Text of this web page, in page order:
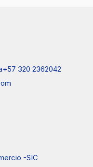
320 2362042
-SIC